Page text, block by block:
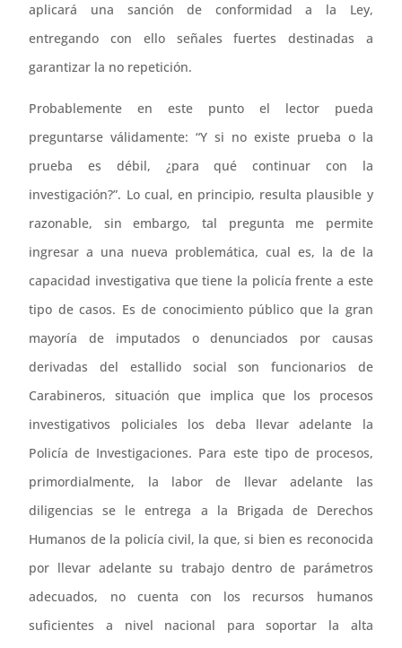
aplicará una sanción de conformidad a la Ley,
entregando con ello señales fuertes destinadas a
garantizar la no repetición.
Probablemente en este punto el lector pueda
preguntarse válidamente: “Y si no existe prueba o la
prueba es débil, ¿para qué continuar con la
investigación?”. Lo cual, en principio, resulta plausible y
razonable, sin embargo, tal pregunta me permite
ingresar a una nueva problemática, cual es, la de la
capacidad investigativa que tiene la policía frente a este
tipo de casos. Es de conocimiento público que la gran
mayoría de imputados o denunciados por causas
derivadas del estallido social son funcionarios de
Carabineros, situación que implica que los procesos
investigativos policiales los deba llevar adelante la
Policía de Investigaciones. Para este tipo de procesos,
primordialmente, la labor de llevar adelante las
diligencias se le entrega a la Brigada de Derechos
Humanos de la policía civil, la que, si bien es reconocida
por llevar adelante su trabajo dentro de parámetros
adecuados, no cuenta con los recursos humanos
suficientes a nivel nacional para soportar la alta